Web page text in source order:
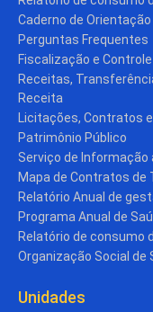
Caderno de
Perguntas Frequentes
Fiscalização e Controle
Receitas,
Receita
Licitações, Contratos
Patrimônio Público
Serviço de Informação
Mapa de Contratos de
Relatório Anual de
Programa Anual de
Relatório de consumo
Organização Social de
Unidades